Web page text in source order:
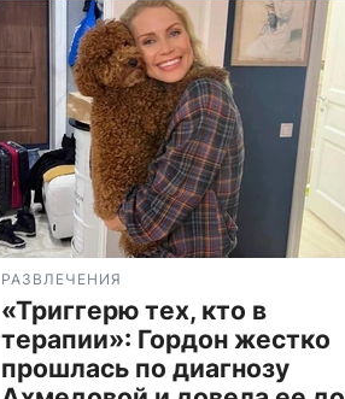
РАЗВЛЕЧЕНИЯ
«Триггерю тех, кто в
терапии»: Гордон жестко
прошлась по диагнозу